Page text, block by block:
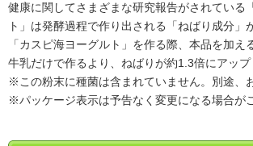
健康に関してさまざまな研究報告がされている
ト」は発酵過程で作り出される「ねばり成分」
「カスピ海ヨーグルト」を作る際、本品を加え
牛乳だけで作るより、ねばりが約1.3倍にアップ
※この粉末に種菌は含まれていません。別途、
※パッケージ表示は予告なく変更になる場合が